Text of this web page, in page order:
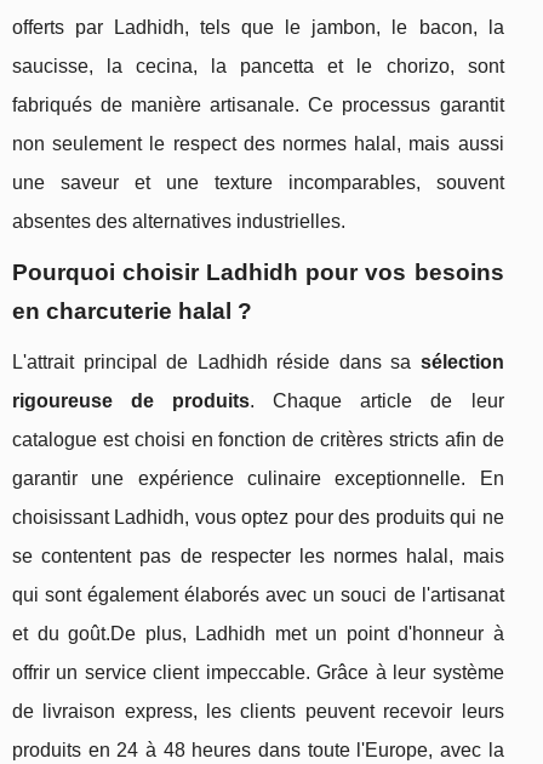
offerts par Ladhidh, tels que le jambon, le bacon, la
saucisse, la cecina, la pancetta et le chorizo, sont
fabriqués de manière artisanale. Ce processus garantit
non seulement le respect des normes halal, mais aussi
une saveur et une texture incomparables, souvent
absentes des alternatives industrielles.
Pourquoi choisir Ladhidh pour vos besoins
en charcuterie halal ?
L'attrait principal de Ladhidh réside dans sa sélection
rigoureuse de produits. Chaque article de leur
catalogue est choisi en fonction de critères stricts afin de
garantir une expérience culinaire exceptionnelle. En
choisissant Ladhidh, vous optez pour des produits qui ne
se contentent pas de respecter les normes halal, mais
qui sont également élaborés avec un souci de l'artisanat
et du goût.De plus, Ladhidh met un point d'honneur à
offrir un service client impeccable. Grâce à leur système
de livraison express, les clients peuvent recevoir leurs
produits en 24 à 48 heures dans toute l'Europe, avec la